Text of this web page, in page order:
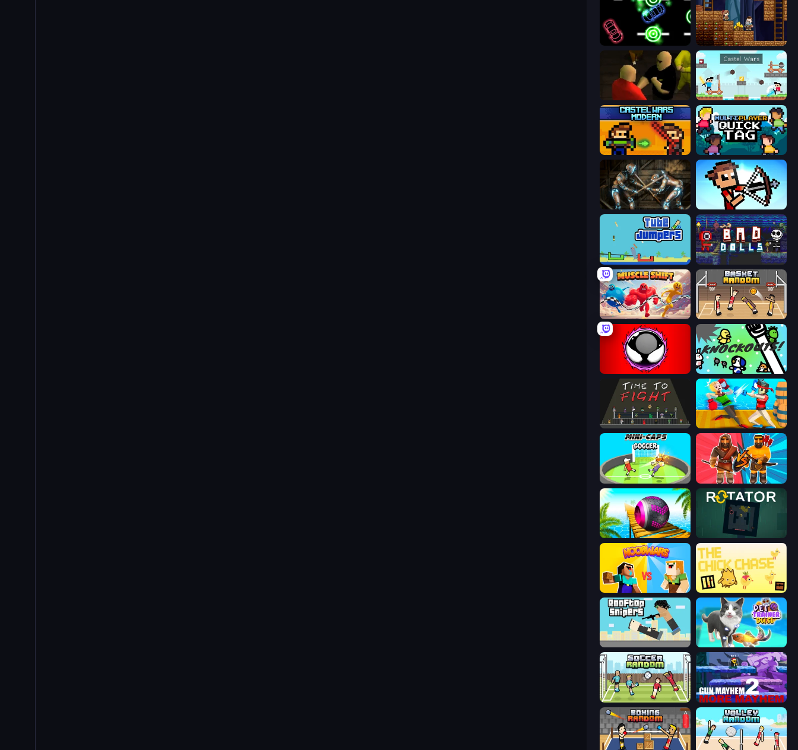
Glowit - Two Players Miners' Adventure
Castle Wars
Castle Wars: Modern Multiplayer Quick Tag
Striker Dummies Stick Archers Battle
Tube Jumpers Bad Dolls
Muscle Shift Basket Random
Splatmans KNOCKOUTS!
Time to Fight Funny Ragdoll Wrestlers
Mini-Caps: Soccer Medieval Battle 2P
Rolling Balls Sea Race Rotator
NoobWars The Chick Chase
Rooftop Snipers Pet Trainer Duel
Soccer Random Gun Mayhem 2